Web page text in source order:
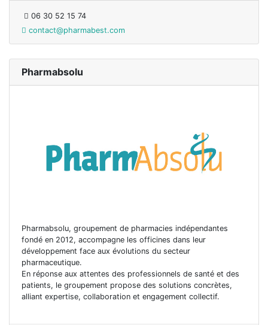
06 30 52 15 74
contact@pharmabest.com
Pharmabsolu
Pharmabsolu, groupement de pharmacies indépendantes
fondé en 2012, accompagne les officines dans leur
développement face aux évolutions du secteur
pharmaceutique.
En réponse aux attentes des professionnels de santé et des
patients, le groupement propose des solutions concrètes,
alliant expertise, collaboration et engagement collectif.